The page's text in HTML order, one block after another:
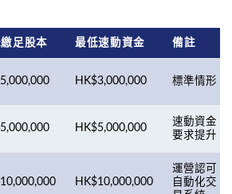
足股本 最低速動資金 備註
HK$3,000,000 標準情形
HK$5,000,000
速動資金
要求提升
HK$10,000,000
運營認可
自動化交